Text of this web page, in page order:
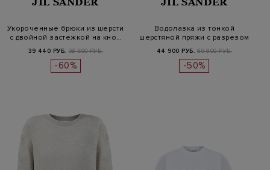
Укороченные брюки из шерсти
с двойной застежкой на кно…
39 440 РУБ. 98 600 РУБ.
-60%
Водолазка из тонкой
шерстяной пряжи с разрезом
на воро…
44 900 РУБ. 89 800 РУБ.
-50%